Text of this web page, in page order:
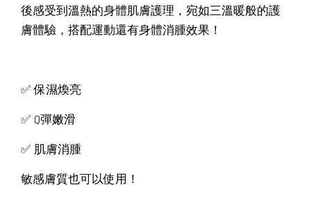
後感受到溫熱的身體肌膚護理，宛如三溫暖般的護
膚體驗，搭配運動還有身體消腫效果！
✅ 保濕煥亮
✅ Q彈嫩滑
✅ 肌膚消腫
敏感膚質也可以使用！